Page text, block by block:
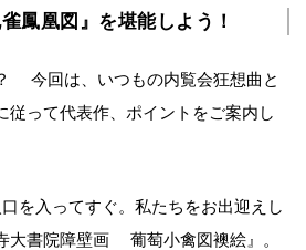
鳳凰図』を堪能しよう！
今回は、いつもの内覧会狂想曲と
従って代表作、ポイントをご案内し
を入ってすぐ。私たちをお出迎えし
大書院障壁画 葡萄小禽図襖絵』。